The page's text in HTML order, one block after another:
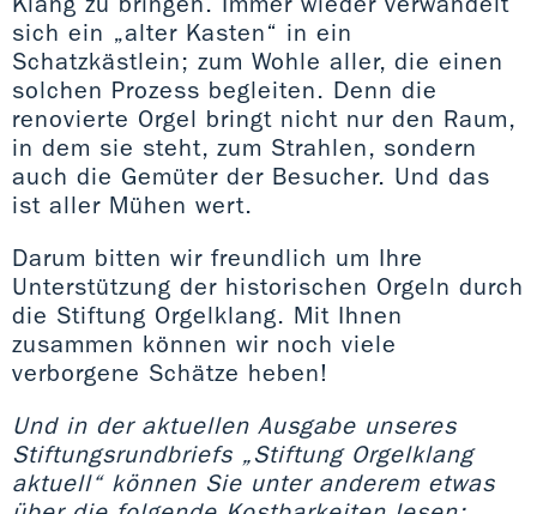
sich ein „alter Kasten“ in ein
Schatzkästlein; zum Wohle aller, die einen
solchen Prozess begleiten. Denn die
renovierte Orgel bringt nicht nur den Raum,
in dem sie steht, zum Strahlen, sondern
auch die Gemüter der Besucher. Und das
ist aller Mühen wert.
Darum bitten wir freundlich um Ihre
Unterstützung der historischen Orgeln durch
die Stiftung Orgelklang. Mit Ihnen
zusammen können wir noch viele
verborgene Schätze heben!
Und in der aktuellen Ausgabe unseres
Stiftungsrundbriefs „Stiftung Orgelklang
aktuell“ können Sie unter anderem etwas